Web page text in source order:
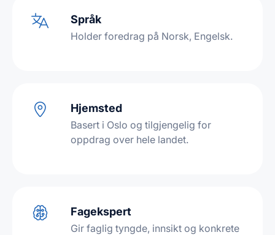
Språk
Holder foredrag på Norsk, Engelsk.
Hjemsted
Basert i Oslo og tilgjengelig for
oppdrag over hele landet.
Fagekspert
Gir faglig tyngde, innsikt og konkrete